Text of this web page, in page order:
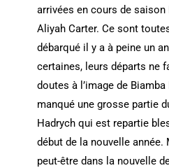
arrivées en cours de
Aliyah Carter. Ce sont
débarqué il y a à peine un
certaines, leurs départs ne
doutes à l’image de
manqué une grosse partie
Hadrych qui est repartie
début de la nouvelle
peut-être dans la nouvelle